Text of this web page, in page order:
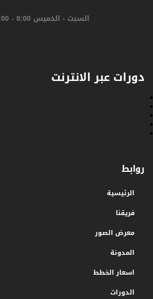
السبت - الخميس 8:00 - 18:00
دورات عبر الانترنت
روابط
الرئيسية
فريقنا
معرض الصور
المدونة
اسعار الخطط
الدورات